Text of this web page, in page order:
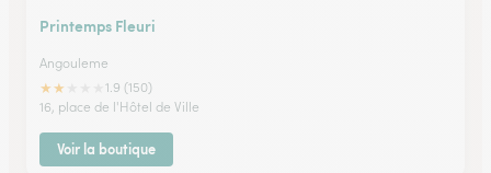
Printemps Fleuri
Angouleme
★★
1.9 (150)
16, place de l'Hôtel de Ville
Voir la boutique